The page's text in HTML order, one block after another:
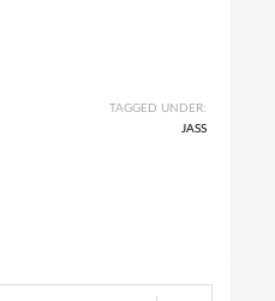
TAGGED UNDER:
JASS